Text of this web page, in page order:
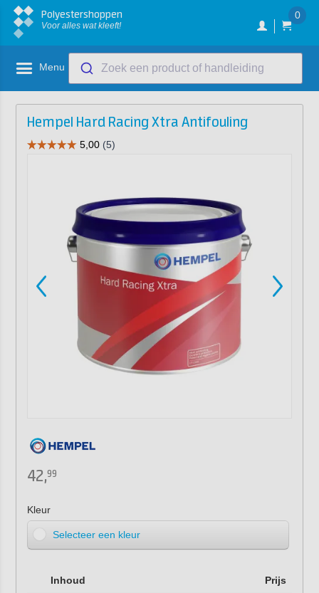
Polyestershoppen
Voor alles wat kleeft!
0
Menu Zoek een product of handleiding
Hempel Hard Racing Xtra Antifouling
42,99
Kleur
Selecteer een kleur
Inhoud Prijs